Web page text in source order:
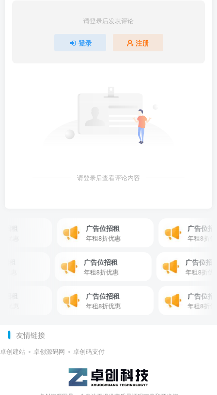
请登录后发表评论
登录 注册
请登录后查看评论内容
广告位招租
年租8折优惠
广告位招租
年租8折优惠
广告位招租
年租8折优惠
广告位
年租8折
广告位招租
年租8折优惠
广告位招租
年租8折优惠
友情链接
卓创建站 卓创源码网 卓创码支付